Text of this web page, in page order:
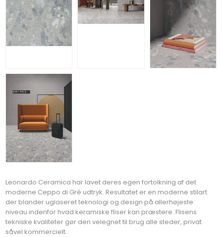
Leonardo Ceramica har lavet deres egen fortolkning af det
moderne Ceppo di Gré udtryk. Resultatet er en moderne stilart
der blander uglaseret teknologi og design på allerhøjeste
niveau indenfor hvad keramiske fliser kan præstere. Flisens
tekniske kvaliteter gør den velegnet til brug alle steder, privat
såvel kommercielt.